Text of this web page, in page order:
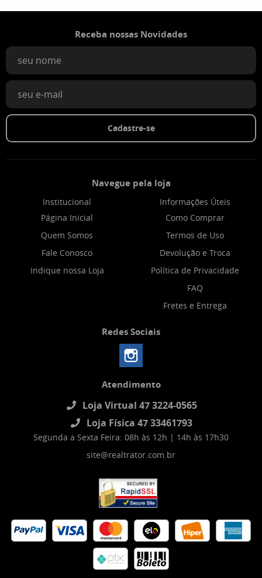
Receba nossas Novidades
Cadastre-se
Navegue pela loja
Institucional
Página Inicial
Quem Somos
Fale Conosco
Indique nossa Loja
Informações Úteis
Como Comprar
Termos de Uso
Devolução e Troca
Política de Privacidade
FAQ
Fretes e Entrega
Redes Sociais
Atendimento
Loja Virtual 47 3224-0565
Loja Física 47 33461793
Segunda a Sexta Feira: 08h às 12h | 14h às 17h30
site@realtrator.com.br